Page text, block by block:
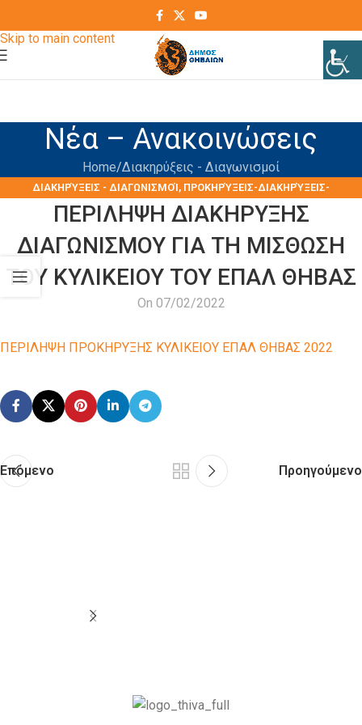
Skip to main content
Νέα – Ανακοινώσεις
Home Διακηρύξεις - Διαγωνισμοί
ΔΙΑΚΗΡΎΞΕΙΣ - ΔΙΑΓΩΝΙΣΜΟΊ, ΠΡΟΚΗΡΎΞΕΙΣ-ΔΙΑΚΗΡΎΞΕΙΣ-
ΠΡΟΜΉΘΕΙΕΣ-ΥΠΗΡΕΣΊΕΣ
ΠΕΡΙΛΗΨΗ ΔΙΑΚΗΡΥΞΗΣ
ΔΙΑΓΩΝΙΣΜΟΥ ΓΙΑ ΤΗ ΜΙΣΘΩΣΗ
ΤΟΥ ΚΥΛΙΚΕΙΟΥ ΤΟΥ ΕΠΑΛ ΘΗΒΑΣ
On 07/02/2022
ΠΕΡΙΛΗΨΗ ΠΡΟΚΗΡΥΞΗΣ ΚΥΛΙΚΕΙΟΥ ΕΠΑΛ ΘΗΒΑΣ 2022
Επόμενο Προηγούμενο